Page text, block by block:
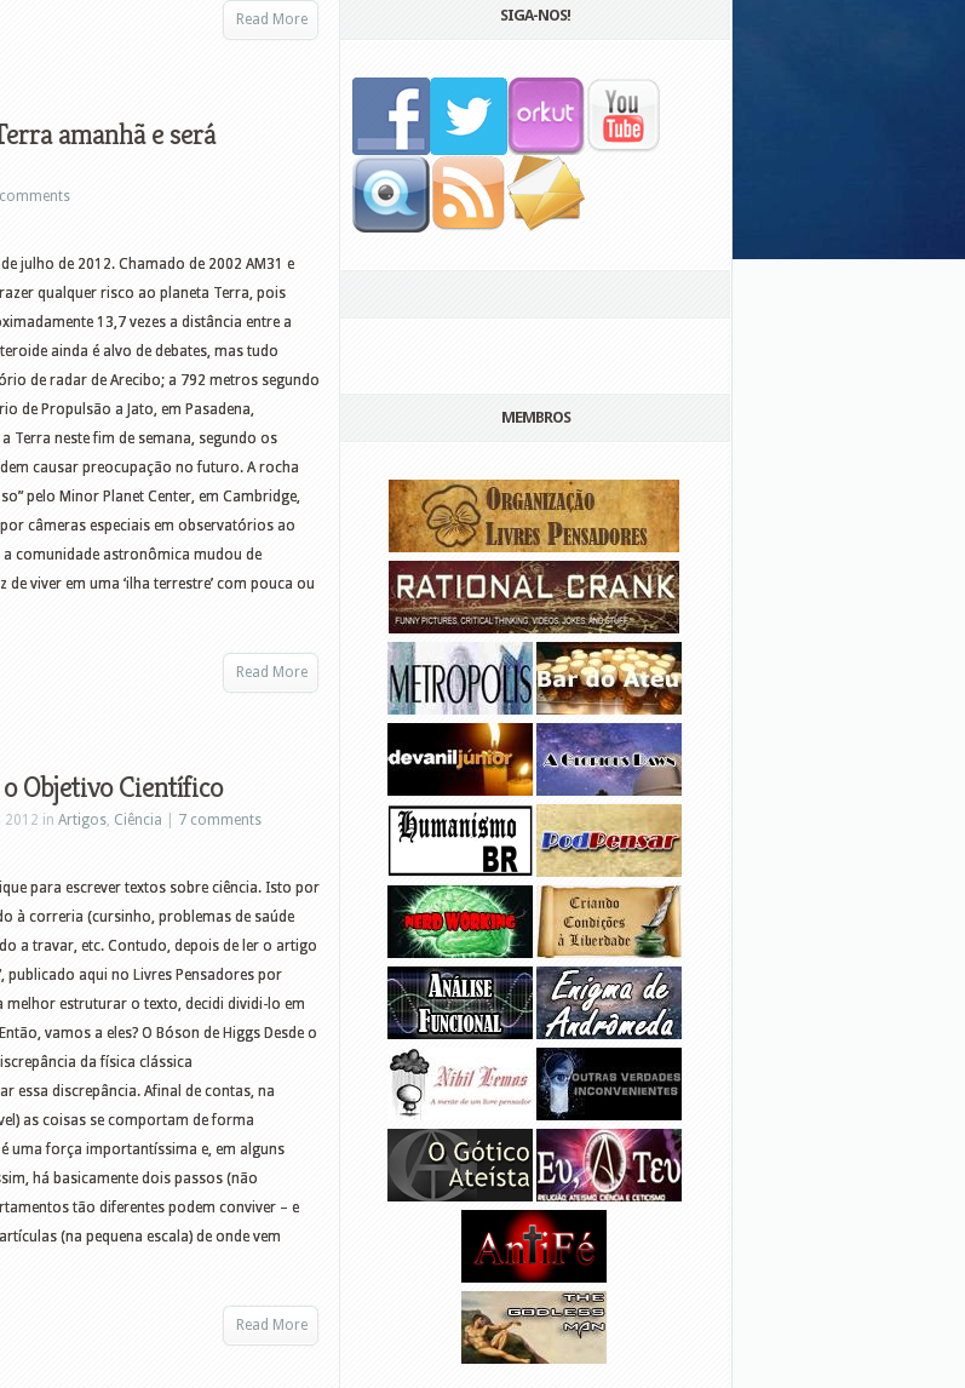
Read More
amanhã e será
julho de 2012. Chamado de 2002 AM31 e
qualquer risco ao planeta Terra, pois
13,7 vezes a distância entre a
ainda é alvo de debates, mas tudo
de radar de Arecibo; a 792 metros segundo
de Propulsão a Jato, em Pasadena,
Terra neste fim de semana, segundo os
causar preocupação no futuro. A rocha
pelo Minor Planet Center, em Cambridge,
câmeras especiais em observatórios ao
comunidade astronômica mudou de
viver em uma ‘ilha terrestre’ com pouca ou
Read More
Objetivo Científico
2012 in Artigos, Ciência
7 comments
para escrever textos sobre ciência. Isto por
à correria (cursinho, problemas de saúde
a travar, etc. Contudo, depois de ler o artigo
publicado aqui no Livres Pensadores por
melhor estruturar o texto, decidi dividi-lo em
vamos a eles? O Bóson de Higgs Desde o
da física clássica
essa discrepância. Afinal de contas, na
as coisas se comportam de forma
uma força importantíssima e, em alguns
há basicamente dois passos (não
tão diferentes podem conviver – e
(na pequena escala) de onde vem
Read More
SIGA-NOS!
MEMBROS